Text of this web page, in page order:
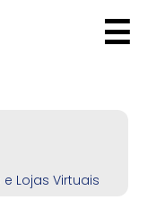
☰
Lojas Virtuais